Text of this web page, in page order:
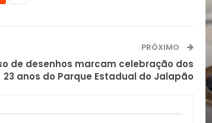
PRÓXIMO
de desenhos marcam celebração dos
23 anos do Parque Estadual do Jalapão